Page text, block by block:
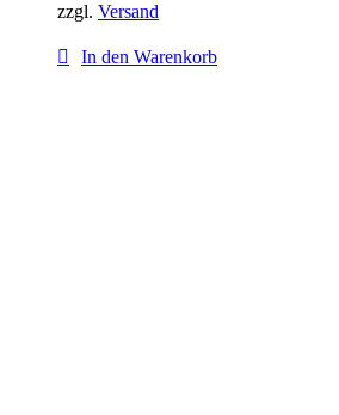
zzgl. Versand
In den Warenkorb